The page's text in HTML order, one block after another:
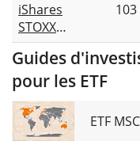
iShares
STOXX
Europe
600
Financial
UCITS
ETF (DE)
103
Guides
pour les ETF
ETF